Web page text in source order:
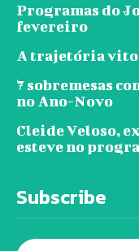
Programas do
fevereiro
A trajetória
7 sobremesas
no Ano-Novo
Cleide Veloso,
esteve no
Subscribe